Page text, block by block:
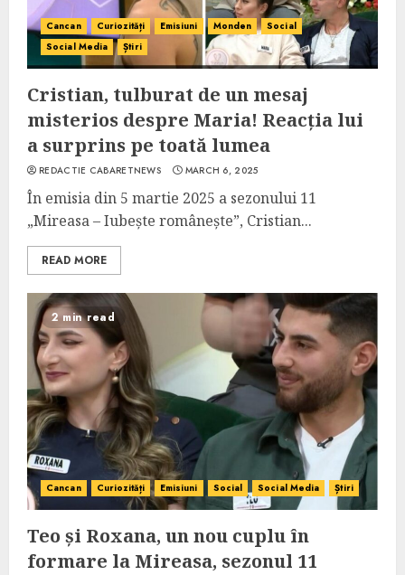
Cancan Curiozități Emisiuni Monden
Social
Social Media
Știri
Cristian, tulburat de un mesaj
misterios despre Maria! Reacția lui
a surprins pe toată lumea
REDACTIE CABARETNEWS MARCH 6, 2025
În emisia din 5 martie 2025 a sezonului 11
„Mireasa – Iubește românește”, Cristian...
READ MORE
2 min read
Cancan Curiozități Emisiuni Social Social Media Știri
Teo și Roxana, un nou cuplu în
formare la Mireasa, sezonul 11